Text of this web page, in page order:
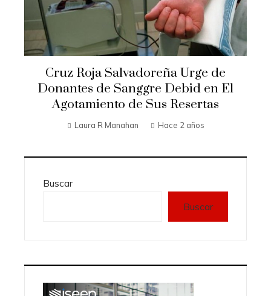
Cruz Roja Salvadoreña Urge de
Donantes de Sanggre Debid en El
Agotamiento de Sus Resertas
Laura R Manahan Hace 2 años
Buscar
Buscar